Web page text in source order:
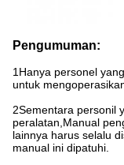
Pengumuman:
1Hanya personel
untuk
2Sementara personil
peralatan,Manual
lainnya harus selalu
manual ini dipatuhi.